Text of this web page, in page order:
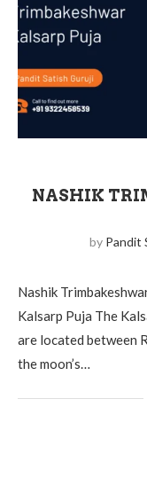
NASHIK
by Pandit
Nashik
Kalsarp Puja The
are located between
the moon’s…